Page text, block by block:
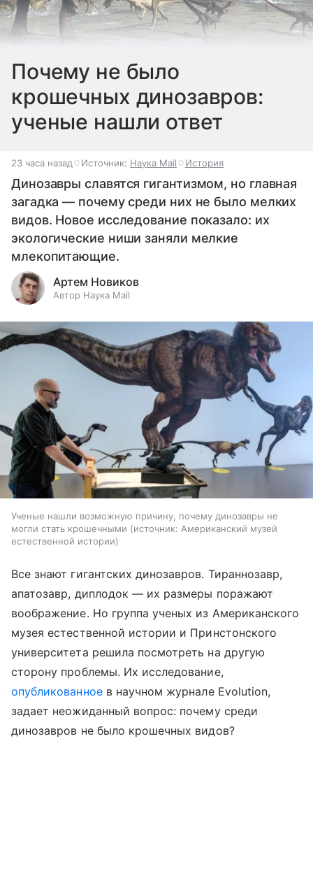
Почему не было
крошечных динозавров:
ученые нашли ответ
23 часа назад Источник: Наука Mail История
Динозавры славятся гигантизмом, но главная
загадка — почему среди них не было мелких
видов. Новое исследование показало: их
экологические ниши заняли мелкие
млекопитающие.
Артем Новиков
Автор Наука Mail
Ученые нашли возможную причину, почему динозавры не
могли стать крошечными
источник: Американский музей
естественной истории
Все знают гигантских динозавров. Тираннозавр,
апатозавр, диплодок — их размеры поражают
воображение. Но группа ученых из Американского
музея естественной истории и Принстонского
университета решила посмотреть на другую
сторону проблемы. Их исследование,
опубликованноев научном журнале Evolution,
задает неожиданный вопрос: почему среди
динозавров не было крошечных видов?